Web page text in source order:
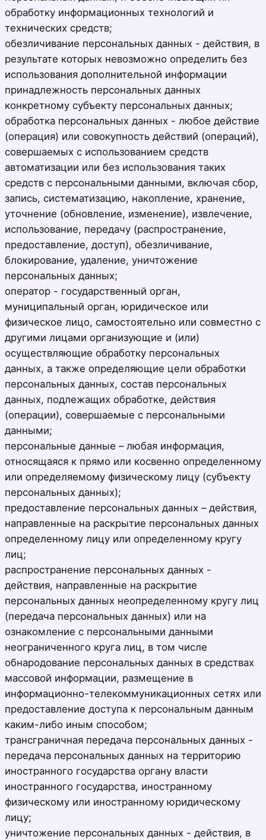
обработку информационных технологий и
технических средств;
обезличивание персональных данных - действия, в
результате которых невозможно определить без
использования дополнительной информации
принадлежность персональных данных
конкретному субъекту персональных данных;
обработка персональных данных - любое действие
(операция) или совокупность действий (операций),
совершаемых с использованием средств
автоматизации или без использования таких
средств с персональными данными, включая сбор,
запись, систематизацию, накопление, хранение,
уточнение (обновление, изменение), извлечение,
использование, передачу (распространение,
предоставление, доступ), обезличивание,
блокирование, удаление, уничтожение
персональных данных;
оператор - государственный орган,
муниципальный орган, юридическое или
физическое лицо, самостоятельно или совместно с
другими лицами организующие и (или)
осуществляющие обработку персональных
данных, а также определяющие цели обработки
персональных данных, состав персональных
данных, подлежащих обработке, действия
(операции), совершаемые с персональными
данными;
персональные данные – любая информация,
относящаяся к прямо или косвенно определенному
или определяемому физическому лицу (субъекту
персональных данных);
предоставление персональных данных – действия,
направленные на раскрытие персональных данных
определенному лицу или определенному кругу
лиц;
распространение персональных данных -
действия, направленные на раскрытие
персональных данных неопределенному кругу лиц
(передача персональных данных) или на
ознакомление с персональными данными
неограниченного круга лиц, в том числе
обнародование персональных данных в средствах
массовой информации, размещение в
информационно-телекоммуникационных сетях или
предоставление доступа к персональным данным
каким-либо иным способом;
трансграничная передача персональных данных -
передача персональных данных на территорию
иностранного государства органу власти
иностранного государства, иностранному
физическому или иностранному юридическому
лицу;
уничтожение персональных данных - действия, в